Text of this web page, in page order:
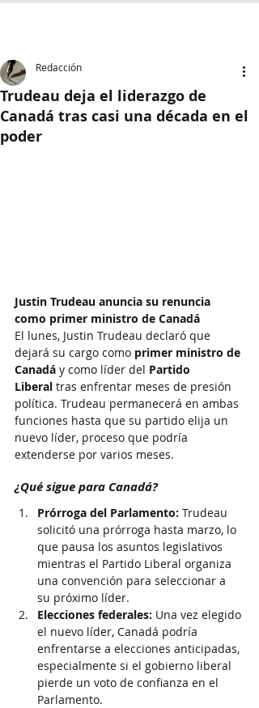
Trudeau deja el liderazgo de
Canadá tras casi una década en el
poder
Redacción
Justin Trudeau anuncia su renuncia
como primer ministro de Canadá
El lunes, Justin Trudeau declaró que
dejará su cargo como primer ministro de
Canadá y como líder del Partido
Liberal tras enfrentar meses de presión
política. Trudeau permanecerá en ambas
funciones hasta que su partido elija un
nuevo líder, proceso que podría
extenderse por varios meses.
¿Qué sigue para Canadá?
Prórroga del Parlamento: Trudeau
solicitó una prórroga hasta marzo, lo
que pausa los asuntos legislativos
mientras el Partido Liberal organiza
una convención para seleccionar a
su próximo líder.
Elecciones federales: Una vez elegido
el nuevo líder, Canadá podría
enfrentarse a elecciones anticipadas,
especialmente si el gobierno liberal
pierde un voto de confianza en el
Parlamento.